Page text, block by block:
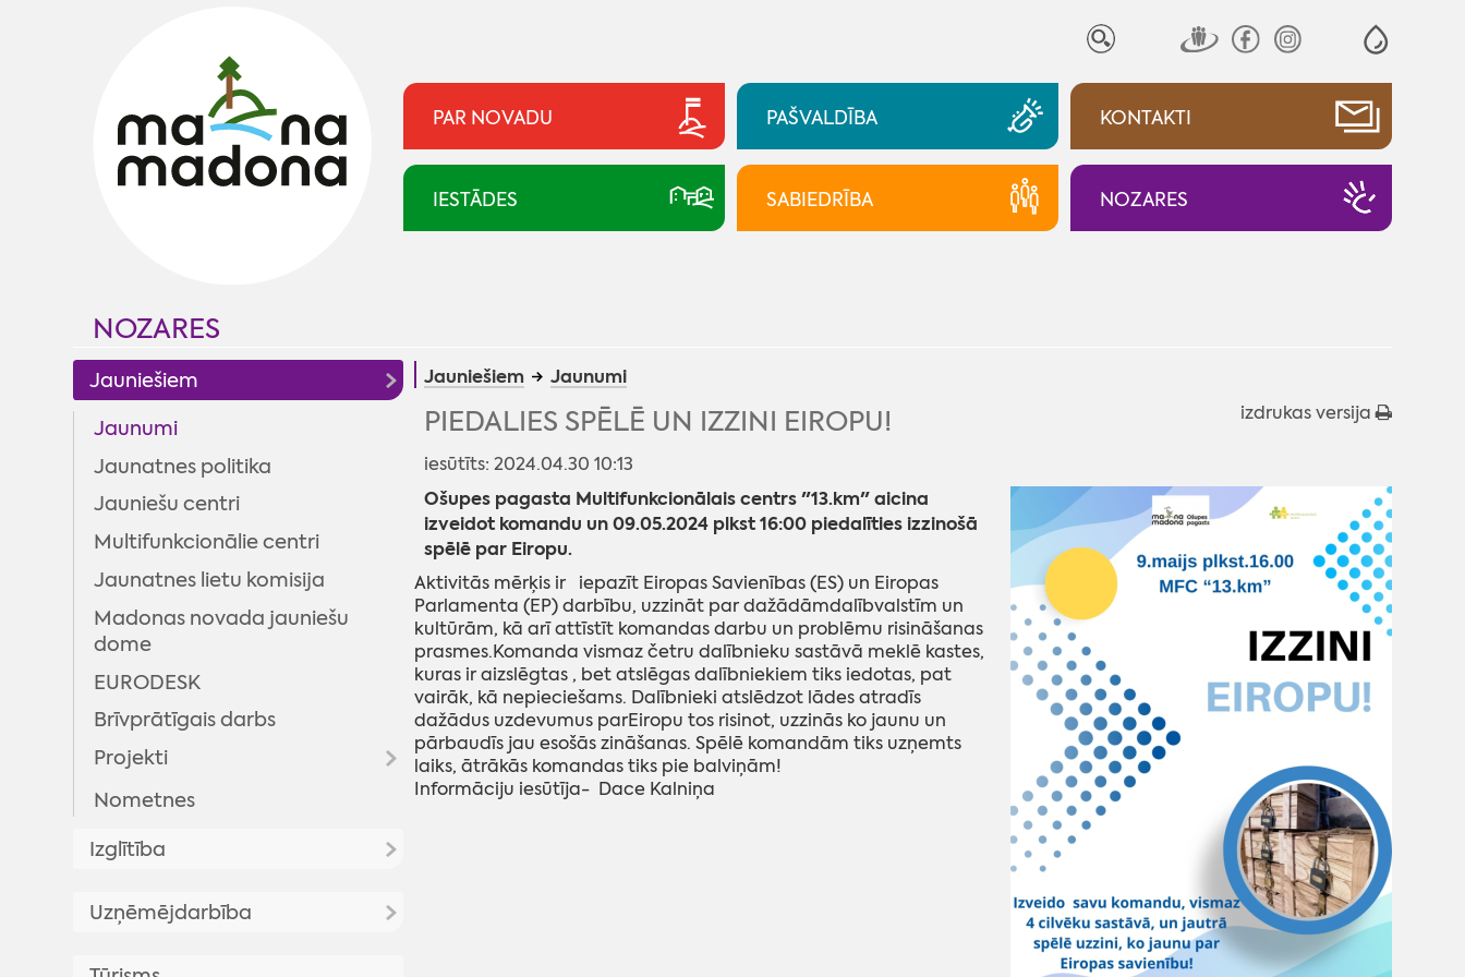
PAR NOVADU PAŠVALDĪBA KONTAKTI
IESTĀDES SABIEDRĪBA NOZARES
NOZARES
Jauniešiem
Jaunumi
Jaunatnes politika
Jauniešu centri
Multifunkcionālie centri
Jaunatnes lietu komisija
Madonas novada jauniešu
dome
EURODESK
Brīvprātīgais darbs
Projekti
Projekts "Kontakts"
Projekts "Proti un dari 2.0"
sistēmas attīstība
pašvaldībās"
Realizētie projekti
Nometnes
Izglītība
Aktualitātes
Uzņēmējdarbība
Atbalsts uzņēmējiem
Jauniešiem Jaunumi
izdrukas versija
PIEDALIES SPĒLĒ UN IZZINI EIROPU!
iesūtīts: 2024.04.30 10:13
Ošupes pagasta Multifunkcionālais centrs "13.km" aicina
izveidot komandu un 09.05.2024 plkst 16:00 piedalīties izzinošā
spēlē par Eiropu.
Aktivitās mērķis ir iepazīt Eiropas Savienības (ES) un Eiropas
Parlamenta (EP) darbību, uzzināt par dažādāmdalībvalstīm un
kultūrām, kā arī attīstīt komandas darbu un problēmu risināšanas
prasmes.Komanda vismaz četru dalībnieku sastāvā meklē kastes,
kuras ir aizslēgtas , bet atslēgas dalībniekiem tiks iedotas, pat
vairāk, kā nepieciešams. Dalībnieki atslēdzot lādes atradīs
dažādus uzdevumus parEiropu tos risinot, uzzinās ko jaunu un
pārbaudīs jau esošās zināšanas. Spēlē komandām tiks uzņemts
laiks, ātrākās komandas tiks pie balviņām!
Informāciju iesūtīja- Dace Kalniņa